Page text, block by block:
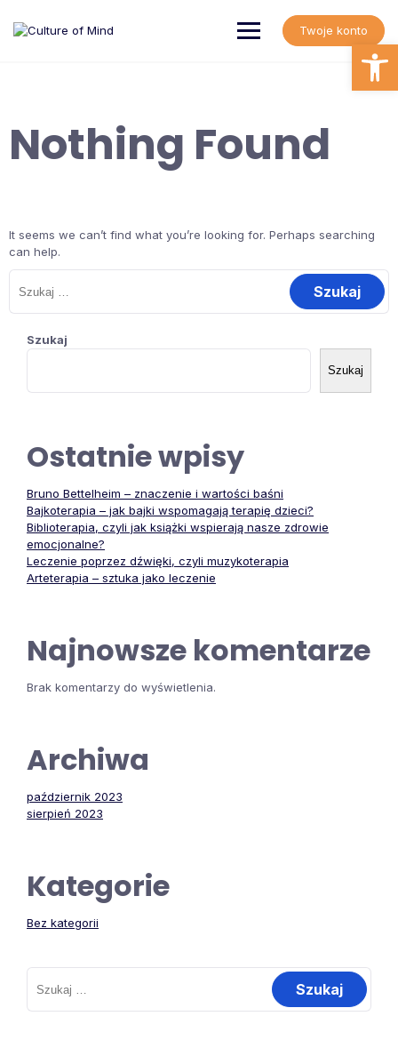
content
Twoje konto
Nothing Found
It seems we can’t find what you’re looking for. Perhaps searching
can help.
Szukaj:
Szukaj
Szukaj
Ostatnie wpisy
Bruno Bettelheim – znaczenie i wartości baśni
Bajkoterapia – jak bajki wspomagają terapię dzieci?
Biblioterapia, czyli jak książki wspierają nasze zdrowie
emocjonalne?
Leczenie poprzez dźwięki, czyli muzykoterapia
Arteterapia – sztuka jako leczenie
Najnowsze komentarze
Brak komentarzy do wyświetlenia.
Archiwa
październik 2023
sierpień 2023
Kategorie
Bez kategorii
Szukaj: